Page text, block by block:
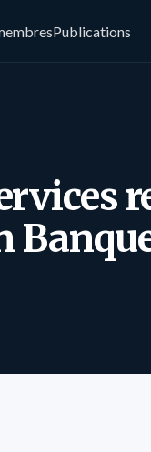
Publications